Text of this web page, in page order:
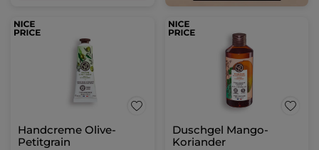
Handcreme Olive-
Petitgrain
Duschgel Mango-
Koriander